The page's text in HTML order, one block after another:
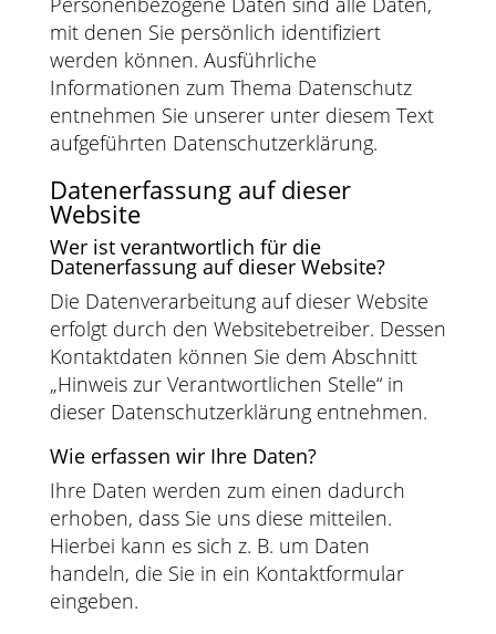
mit denen Sie persönlich identifiziert
werden können. Ausführliche
Informationen zum Thema Datenschutz
entnehmen Sie unserer unter diesem Text
aufgeführten Datenschutzerklärung.
Datenerfassung auf dieser
Website
Wer ist verantwortlich für die
Datenerfassung auf dieser Website?
Die Datenverarbeitung auf dieser Website
erfolgt durch den Websitebetreiber. Dessen
Kontaktdaten können Sie dem Abschnitt
„Hinweis zur Verantwortlichen Stelle“ in
dieser Datenschutzerklärung entnehmen.
Wie erfassen wir Ihre Daten?
Ihre Daten werden zum einen dadurch
erhoben, dass Sie uns diese mitteilen.
Hierbei kann es sich z. B. um Daten
handeln, die Sie in ein Kontaktformular
eingeben.